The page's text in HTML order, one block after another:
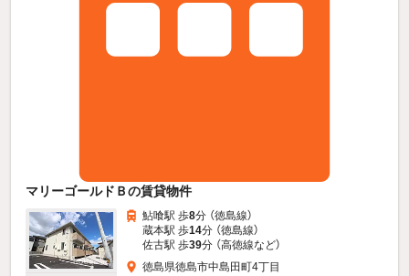
マリーゴールドＢの賃貸物件
鮎喰駅 歩8分 （徳島線）
蔵本駅 歩14分 （徳島線）
佐古駅 歩39分 （高徳線など）
徳島県徳島市中島田町4丁目